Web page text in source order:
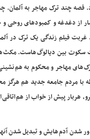
چند ترک مهاجر به آلمان.
از دغدغه و کمبودهای
فیلم زندگی یک ترک در
سکوت بین دیالوگ هاست. مکث
مهاجر و محکوم به هم
مردم جامعه جدید هم هرگز
هربار پیش از خواب از هم
شدن آدم هایش و تبدیل شدن